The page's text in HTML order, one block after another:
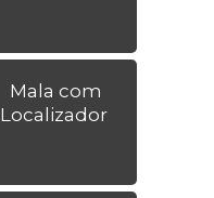
Mala com
Localizador